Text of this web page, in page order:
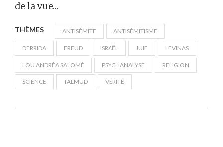
de la vue…
THÈMES ANTISÉMITE ANTISÉMITISME
DERRIDA FREUD ISRAËL JUIF LEVINAS
LOU ANDRÉA SALOMÉ PSYCHANALYSE RELIGION
SCIENCE TALMUD VÉRITÉ